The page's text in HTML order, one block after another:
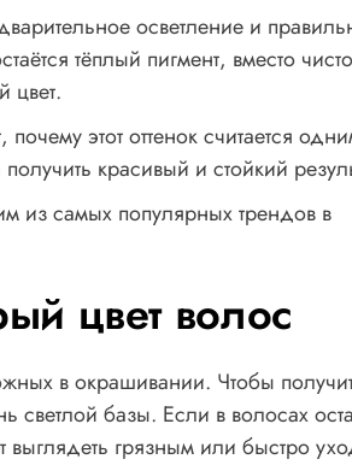
осветление и
тёплый пигмент, вместо
цвет.
этот оттенок считается
красивый и стойкий
из самых популярных трендов в
цвет волос
в окрашивании. Чтобы
базы. Если в волосах
грязным или быстро